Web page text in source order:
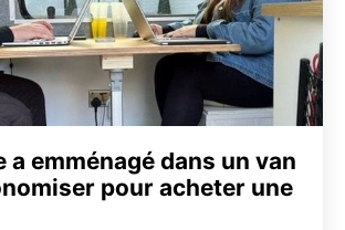
a emménagé dans un van
pour acheter une